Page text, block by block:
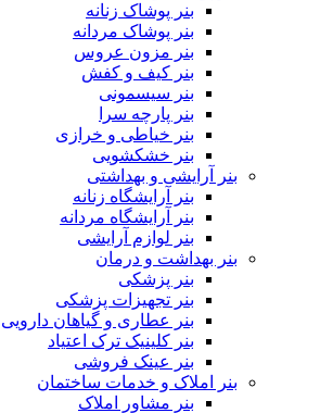
بنر پوشاک زنانه
بنر پوشاک مردانه
بنر مزون عروس
بنر کیف و کفش
بنر سیسمونی
بنر پارچه سرا
بنر خیاطی و خرازی
بنر خشکشویی
بنر آرایشی و بهداشتی
بنر آرایشگاه زنانه
بنر آرایشگاه مردانه
بنر لوازم آرایشی
بنر بهداشت و درمان
بنر پزشکی
بنر تجهیزات پزشکی
بنر عطاری و گیاهان دارویی
بنر کلینیک ترک اعتیاد
بنر عینک فروشی
بنر املاک و خدمات ساختمان
بنر مشاور املاک